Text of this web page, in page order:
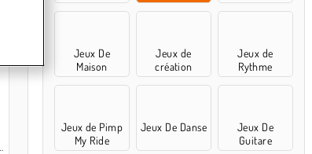
Jeux De
Maison
Jeux de
création
Jeux de
Rythme
Jeux de Pimp
My Ride
Jeux De Danse
Jeux De
Guitare